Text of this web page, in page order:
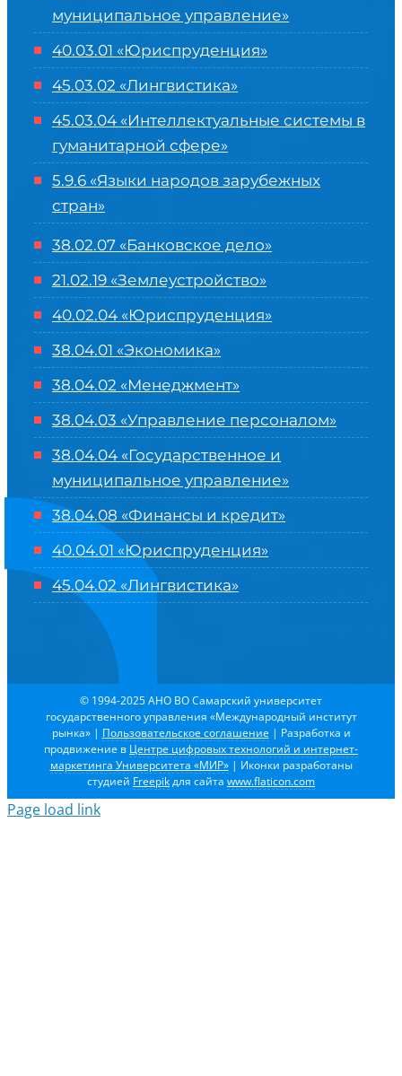
муниципальное управление»
40.03.01 «Юриспруденция»
45.03.02 «Лингвистика»
45.03.04 «Интеллектуальные системы в
гуманитарной сфере»
5.9.6 «Языки народов зарубежных
стран»
38.02.07 «Банковское дело»
21.02.19 «Землеустройство»
40.02.04 «Юриспруденция»
38.04.01 «Экономика»
38.04.02 «Менеджмент»
38.04.03 «Управление персоналом»
38.04.04 «Государственное и
муниципальное управление»
38.04.08 «Финансы и кредит»
40.04.01 «Юриспруденция»
45.04.02 «Лингвистика»
© 1994-2025 АНО ВО Самарский университет
государственного управления «Международный институт
рынка» | Пользовательское соглашение | Разработка и
продвижение в Центре цифровых технологий и интернет-
маркетинга Университета «МИР»| Иконки разработаны
студией Freepikдля сайта www.flaticon.com
Page load link